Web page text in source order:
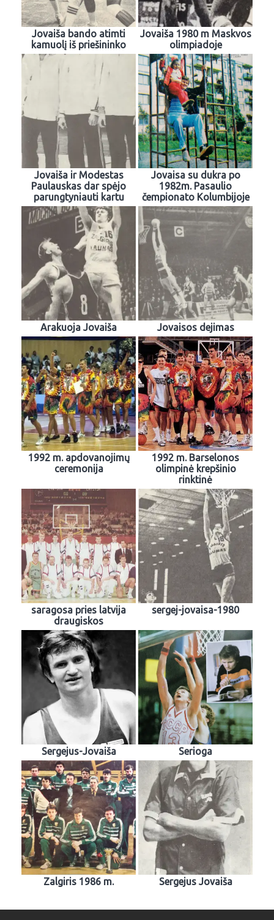
Jovaiša bando atimti
kamuolį iš priešininko
Jovaiša 1980 m Maskvos
olimpiadoje
Jovaiša ir Modestas
Paulauskas dar spėjo
parungtyniauti kartu
Jovaisa su dukra po
1982m. Pasaulio
čempionato Kolumbijoje
Arakuoja Jovaiša Jovaisos dejimas
1992 m. apdovanojimų
ceremonija
1992 m. Barselonos
olimpinė krepšinio
rinktinė
saragosa pries latvija
draugiskos
sergej-jovaisa-1980
Sergejus-Jovaiša Serioga
Zalgiris 1986 m. Sergejus Jovaiša